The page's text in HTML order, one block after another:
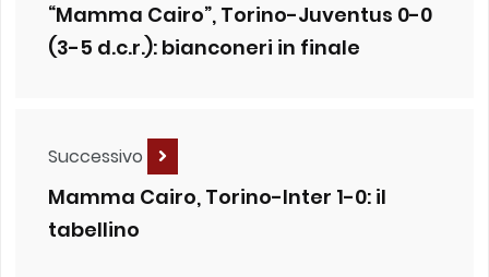
“Mamma Cairo”, Torino-Juventus 0-0
(3-5 d.c.r.): bianconeri in finale
Successivo
Mamma Cairo, Torino-Inter 1-0: il
tabellino